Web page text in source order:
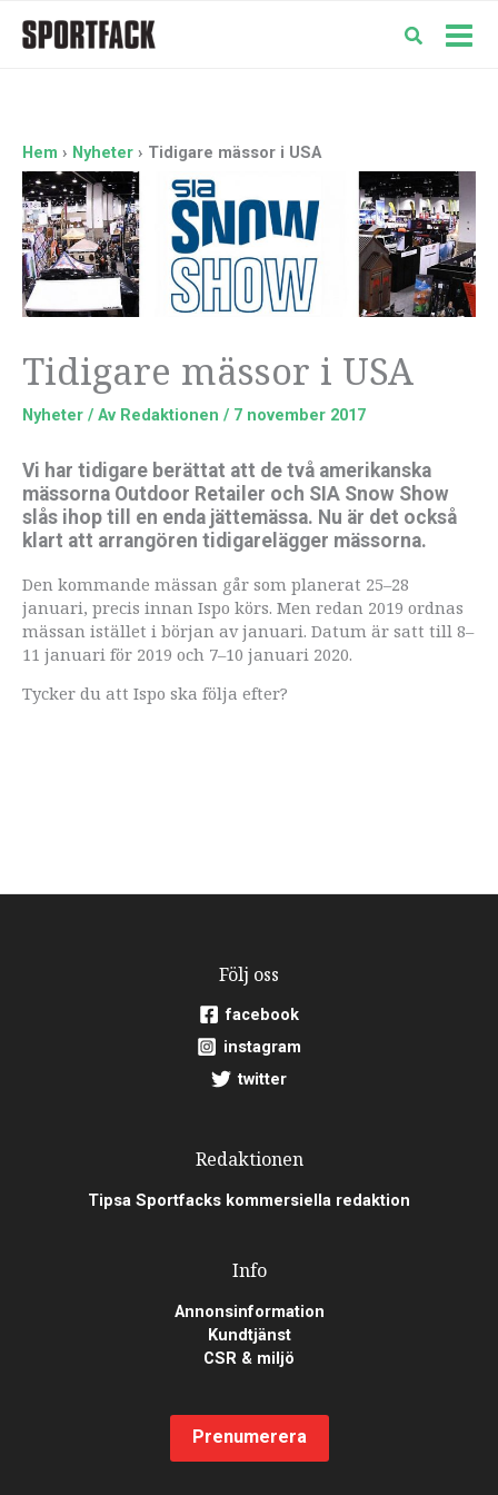
Hem Nyheter Tidigare mässor i USA
Tidigare mässor i USA
Nyheter / Av Redaktionen / 7 november 2017
Vi har tidigare berättat att de två amerikanska
mässorna Outdoor Retailer och SIA Snow Show
slås ihop till en enda jättemässa. Nu är det också
klart att arrangören tidigarelägger mässorna.
Den kommande mässan går som planerat 25–28
januari, precis innan Ispo körs. Men redan 2019 ordnas
mässan istället i början av januari. Datum är satt till 8–
11 januari för 2019 och 7–10 januari 2020.
Tycker du att Ispo ska följa efter?
Följ oss
facebook
instagram
twitter
Redaktionen
Tipsa Sportfacks kommersiella redaktion
Info
Annonsinformation
Kundtjänst
CSR & miljö
Prenumerera